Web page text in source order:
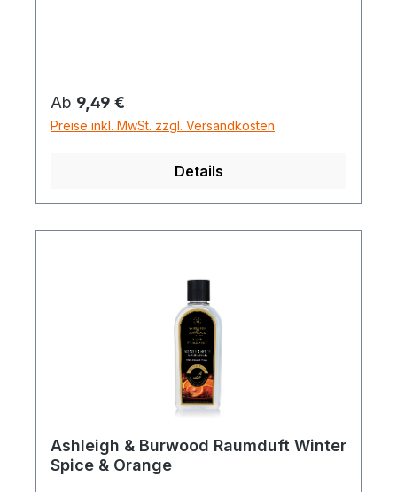
Regulärer Preis:
Ab 9,49 €
Preise inkl. MwSt. zzgl. Versandkosten
Details
Ashleigh & Burwood Raumduft Winter
Spice & Orange